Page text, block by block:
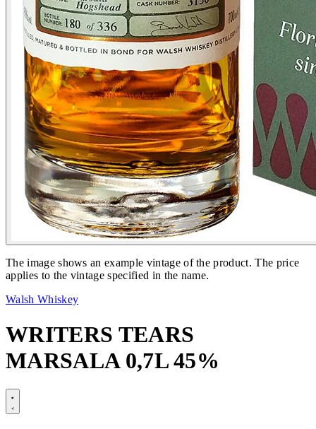
The image shows an example vintage of the product. The price
applies to the vintage specified in the name.
Walsh Whiskey
WRITERS TEARS
MARSALA 0,7L 45%